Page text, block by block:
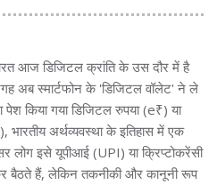
आज डिजिटल क्रांति के उस दौर में है
अब स्मार्टफोन के 'डिजिटल वॉलेट' ने ले
पेश किया गया डिजिटल रुपया (e₹) या
अर्थव्यवस्था के इतिहास में एक
लोग इसे यूपीआई (UPI) या क्रिप्टोकरेंसी
बैठते हैं, लेकिन तकनीकी और कानूनी रूप